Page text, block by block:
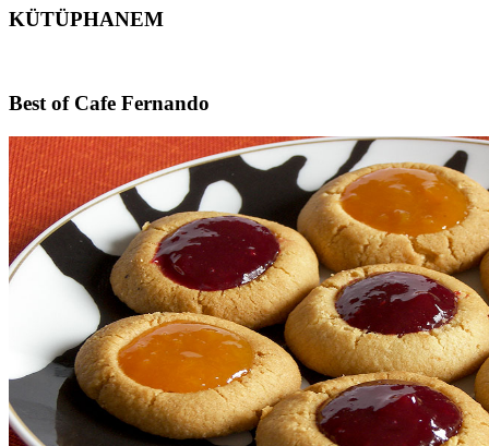
KÜTÜPHANEM
Footer
Best of Cafe Fernando